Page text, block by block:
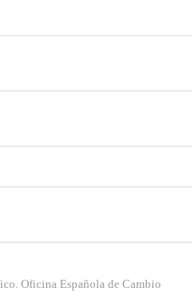
Oficina Española de Cambio